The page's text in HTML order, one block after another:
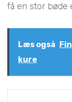
få en stor bøde
Læs også
kure